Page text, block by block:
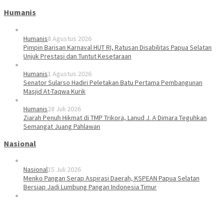
Humanis
Humanis8 Agustus 2026
Pimpin Barisan Karnaval HUT RI, Ratusan Disabilitas Papua Selatan
Unjuk Prestasi dan Tuntut Kesetaraan
Humanis1 Agustus 2026
Senator Sularso Hadiri Peletakan Batu Pertama Pembangunan
Masjid At-Taqwa Kurik
Humanis28 Juli 2026
Ziarah Penuh Hikmat di TMP Trikora, Lanud J. A Dimara Teguhkan
Semangat Juang Pahlawan
Nasional
Nasional15 Juli 2026
Menko Pangan Serap Aspirasi Daerah, KSPEAN Papua Selatan
Bersiap Jadi Lumbung Pangan Indonesia Timur